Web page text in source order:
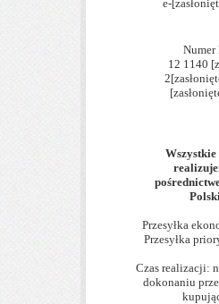
e-
Numer
12 1140
2
Wszystkie
Przesyłka
Przesyłka
Czas realizacji:
dokonaniu